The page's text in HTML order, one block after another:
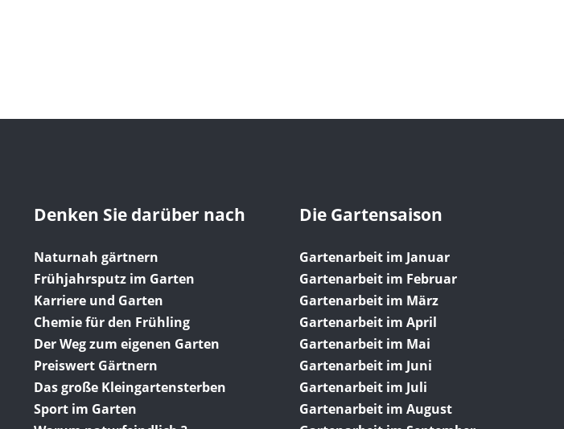
Denken Sie darüber nach
Naturnah gärtnern
Frühjahrsputz im Garten
Karriere und Garten
Chemie für den Frühling
Der Weg zum eigenen Garten
Preiswert Gärtnern
Das große Kleingartensterben
Sport im Garten
Die Gartensaison
Gartenarbeit im Januar
Gartenarbeit im Februar
Gartenarbeit im März
Gartenarbeit im April
Gartenarbeit im Mai
Gartenarbeit im Juni
Gartenarbeit im Juli
Gartenarbeit im August